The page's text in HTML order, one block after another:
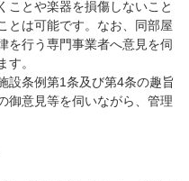
ことや楽器を損傷しないこと
とは可能です。なお、同部屋
を行う専門事業者へ意見を伺
す。
条例第1条及び第4条の趣旨
御意見等を伺いながら、管理